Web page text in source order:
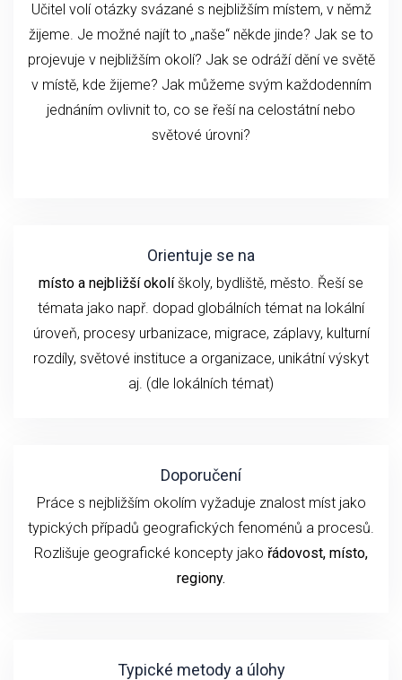
Učitel volí otázky svázané s nejbližším místem, v němž
žijeme. Je možné najít to „naše“ někde jinde? Jak se to
projevuje v nejbližším okolí? Jak se odráží dění ve světě
v místě, kde žijeme? Jak můžeme svým každodenním
jednáním ovlivnit to, co se řeší na celostátní nebo
světové úrovni?
Orientuje se na
místo a nejbližší okolíškoly, bydliště, město. Řeší se
témata jako např. dopad globálních témat na lokální
úroveň, procesy urbanizace, migrace, záplavy, kulturní
rozdíly, světové instituce a organizace, unikátní výskyt
aj. (dle lokálních témat)
Doporučení
Práce s nejbližším okolím vyžaduje znalost míst jako
typických případů geografických fenoménů a procesů.
Rozlišuje geografické koncepty jako řádovost, místo,
regiony.
Typické metody a úlohy